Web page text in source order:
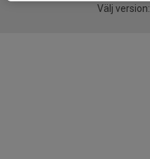
Välj version: